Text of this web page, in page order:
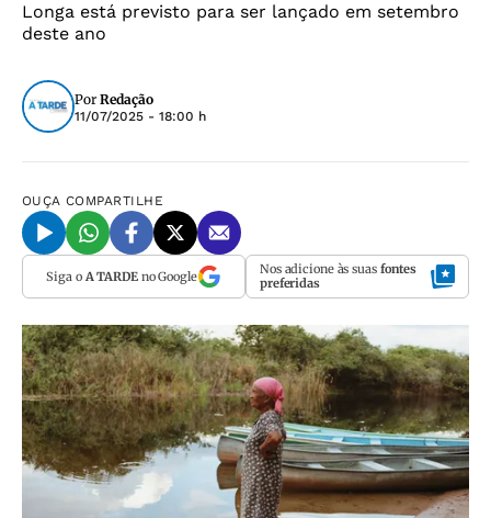
Longa está previsto para ser lançado em setembro
deste ano
Por Redação
11/07/2025 - 18:00 h
OUÇA COMPARTILHE
Siga o A TARDEno Google Nos adicione às suas fontes
preferidas